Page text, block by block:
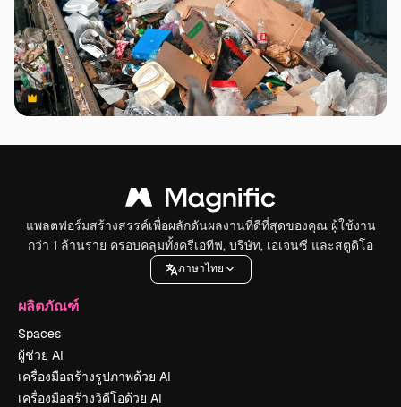
Premium
Premium
แพลตฟอร์มสร้างสรรค์เพื่อผลักดันผลงานที่ดีที่สุดของคุณ ผู้ใช้งาน
กว่า 1 ล้านราย ครอบคลุมทั้งครีเอทีฟ, บริษัท, เอเจนซี และสตูดิโอ
ภาษาไทย
ผลิตภัณฑ์
Spaces
ผู้ช่วย AI
เครื่องมือสร้างรูปภาพด้วย AI
เครื่องมือสร้างวิดีโอด้วย AI